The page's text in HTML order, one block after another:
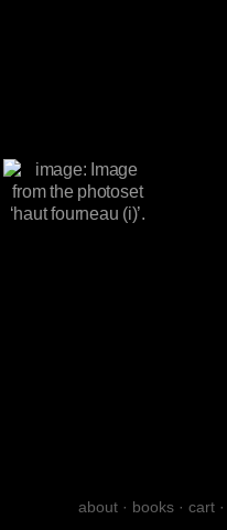
about · books · cart ·